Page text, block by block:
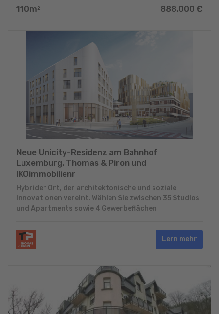
110m 2 888.000 €
Neue Unicity-Residenz am Bahnhof
Luxemburg. Thomas & Piron und
IKOimmobilienr
Hybrider Ort, der architektonische und soziale
Innovationen vereint. Wählen Sie zwischen 35 Studios
und Apartments sowie 4 Gewerbeflächen
Lern mehr